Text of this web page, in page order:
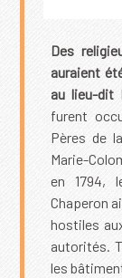
Des
auraient
au lieu-dit
furent
Pères de
Marie-
en 1794,
Chaperon
hostiles
autorités.
les